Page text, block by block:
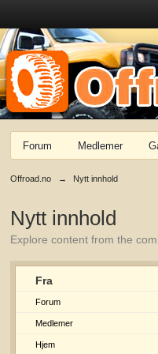
Forum Medlemer
Offroad.no → Nytt innhold
Nytt innhold
Explore content from the
Fra
Forum
Medlemer
Hjem